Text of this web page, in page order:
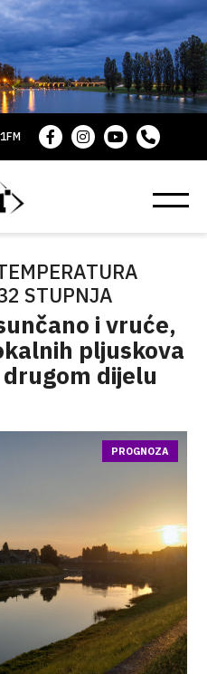
STUPNJA
i vruće,
pljuskova
dijelu
PROGNOZA